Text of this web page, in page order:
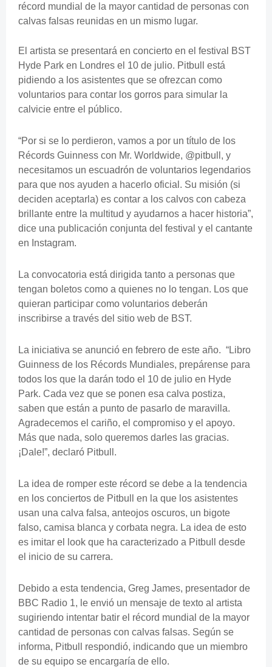
récord mundial de la mayor cantidad de personas con
calvas falsas reunidas en un mismo lugar.
El artista se presentará en concierto en el festival BST
Hyde Park en Londres el 10 de julio. Pitbull está
pidiendo a los asistentes que se ofrezcan como
voluntarios para contar los gorros para simular la
calvicie entre el público.
“Por si se lo perdieron, vamos a por un título de los
Récords Guinness con Mr. Worldwide, @pitbull, y
necesitamos un escuadrón de voluntarios legendarios
para que nos ayuden a hacerlo oficial. Su misión (si
deciden aceptarla) es contar a los calvos con cabeza
brillante entre la multitud y ayudarnos a hacer historia”,
dice una publicación conjunta del festival y el cantante
en Instagram.
La convocatoria está dirigida tanto a personas que
tengan boletos como a quienes no lo tengan. Los que
quieran participar como voluntarios deberán
inscribirse a través del sitio web de BST.
La iniciativa se anunció en febrero de este año. “Libro
Guinness de los Récords Mundiales, prepárense para
todos los que la darán todo el 10 de julio en Hyde
Park. Cada vez que se ponen esa calva postiza,
saben que están a punto de pasarlo de maravilla.
Agradecemos el cariño, el compromiso y el apoyo.
Más que nada, solo queremos darles las gracias.
¡Dale!”, declaró Pitbull.
La idea de romper este récord se debe a la tendencia
en los conciertos de Pitbull en la que los asistentes
usan una calva falsa, anteojos oscuros, un bigote
falso, camisa blanca y corbata negra. La idea de esto
es imitar el look que ha caracterizado a Pitbull desde
el inicio de su carrera.
Debido a esta tendencia, Greg James, presentador de
BBC Radio 1, le envió un mensaje de texto al artista
sugiriendo intentar batir el récord mundial de la mayor
cantidad de personas con calvas falsas. Según se
informa, Pitbull respondió, indicando que un miembro
de su equipo se encargaría de ello.